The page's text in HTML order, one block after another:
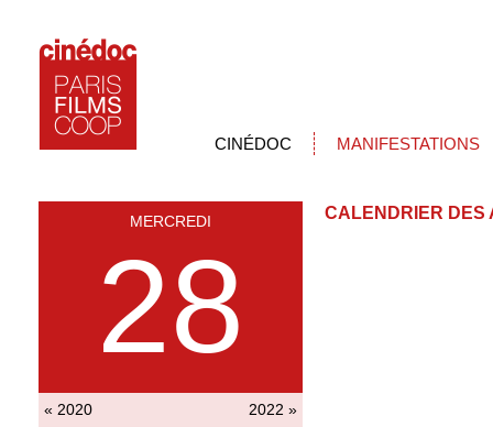
CINÉDOC MANIFESTATIONS
MERCREDI
28
« 2020
2022 »
CALENDRIER DES